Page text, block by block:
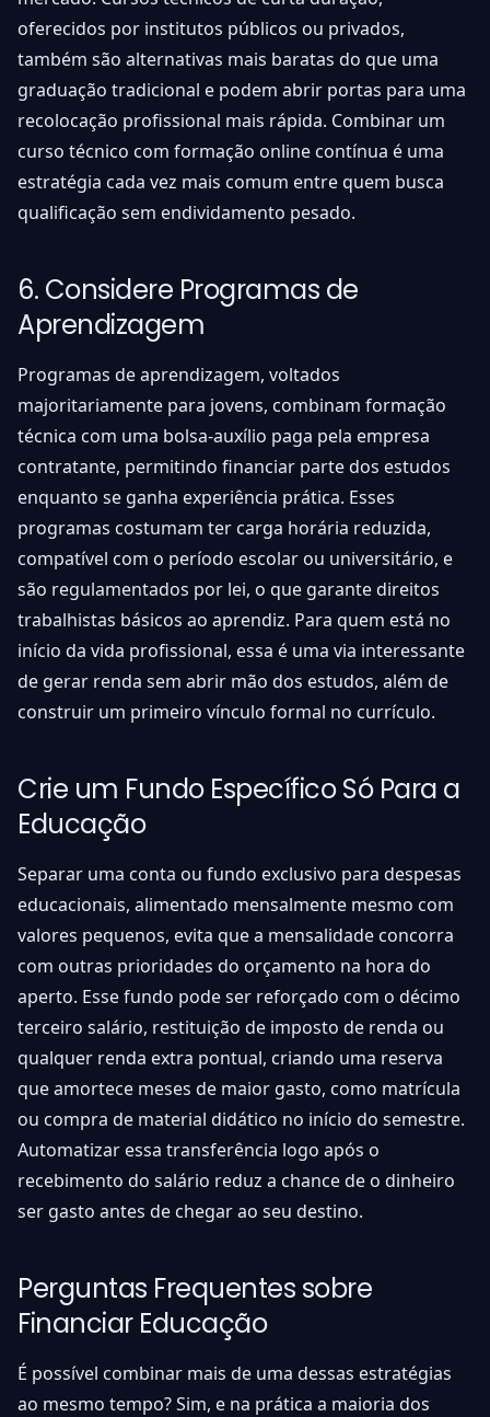
oferecidos por institutos públicos ou privados,
também são alternativas mais baratas do que uma
graduação tradicional e podem abrir portas para uma
recolocação profissional mais rápida. Combinar um
curso técnico com formação online contínua é uma
estratégia cada vez mais comum entre quem busca
qualificação sem endividamento pesado.
6. Considere Programas de
Aprendizagem
Programas de aprendizagem, voltados
majoritariamente para jovens, combinam formação
técnica com uma bolsa-auxílio paga pela empresa
contratante, permitindo financiar parte dos estudos
enquanto se ganha experiência prática. Esses
programas costumam ter carga horária reduzida,
compatível com o período escolar ou universitário, e
são regulamentados por lei, o que garante direitos
trabalhistas básicos ao aprendiz. Para quem está no
início da vida profissional, essa é uma via interessante
de gerar renda sem abrir mão dos estudos, além de
construir um primeiro vínculo formal no currículo.
Crie um Fundo Específico Só Para a
Educação
Separar uma conta ou fundo exclusivo para despesas
educacionais, alimentado mensalmente mesmo com
valores pequenos, evita que a mensalidade concorra
com outras prioridades do orçamento na hora do
aperto. Esse fundo pode ser reforçado com o décimo
terceiro salário, restituição de imposto de renda ou
qualquer renda extra pontual, criando uma reserva
que amortece meses de maior gasto, como matrícula
ou compra de material didático no início do semestre.
Automatizar essa transferência logo após o
recebimento do salário reduz a chance de o dinheiro
ser gasto antes de chegar ao seu destino.
Perguntas Frequentes sobre
Financiar Educação
É possível combinar mais de uma dessas estratégias
ao mesmo tempo? Sim, e na prática a maioria dos